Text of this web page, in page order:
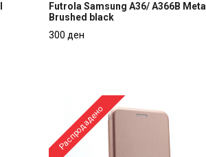
Futrola Samsung A36/ A366B Metal
Futrola Samsung A36/ A366B Metal
Brushed black
300 ден
Распродадено